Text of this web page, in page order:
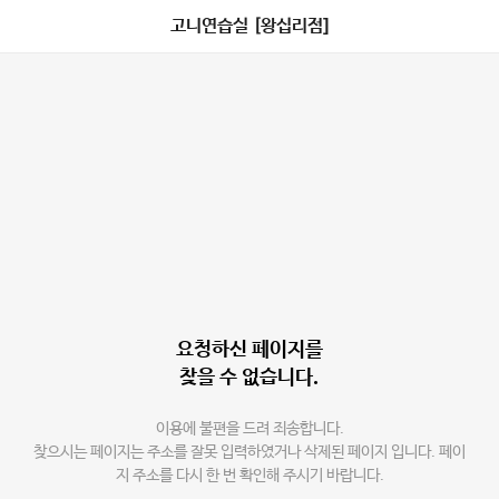
고니연습실 [왕십리점]
요청하신 페이지를
찾을 수 없습니다.
이용에 불편을 드려 죄송합니다.
찾으시는 페이지는 주소를 잘못 입력하였거나 삭제된 페이지 입니다. 페이
지 주소를 다시 한 번 확인해 주시기 바랍니다.